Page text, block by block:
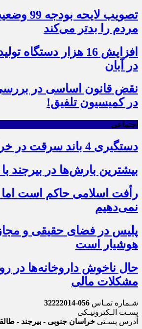
تصویب
مردم را بدتر می‌کند
افزایش 16 هزار دستگاه
در آبان
نقض قانون اساسی در
در کمیسیون تلفیق!
اجتماعی
دستگیری 4 باند سرقت در خراسان جنوبی
بیشترین بارش‌ها در بیرجند با ۱۵ میلیمتر
رأفت اسلامی حاکم است اما
نمی‌دهیم
پلیس در فضای حقیقی و
هوشیار است
حال ناخوش داروخانه‌ها در
مشکلات مالی
شـماره تمـاس 056-32222014
پسـت الـکترونیـکی
آدرس پسـتی